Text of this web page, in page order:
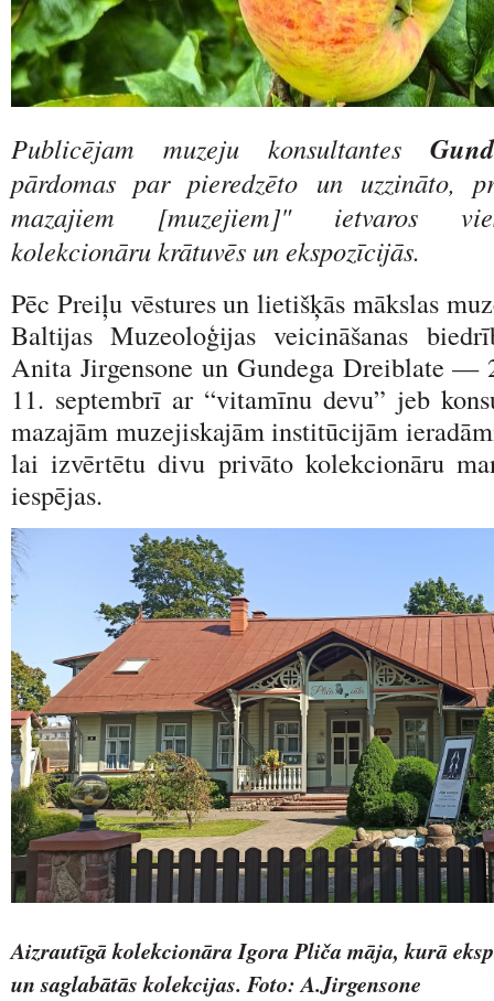
Publicējam muzeju konsultantes
pārdomas par pieredzēto un uzzināto,
mazajiem [muzejiem]" ietvaros
kolekcionāru krātuvēs un ekspozīcijās.
Pēc Preiļu vēstures un lietišķās mākslas
Baltijas Muzeoloģijas veicināšanas
Anita Jirgensone un Gundega Dreiblate —
11. septembrī ar “vitamīnu devu” jeb
mazajām muzejiskajām institūcijām
lai izvērtētu divu privāto kolekcionāru
iespējas.
Aizrautīgā kolekcionāra Igora Pliča māja, kurā
un saglabātās kolekcijas. Foto: A.Jirgensone